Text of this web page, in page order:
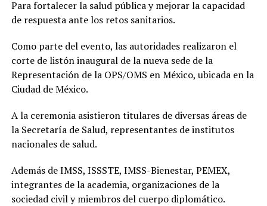
Para fortalecer la salud pública y mejorar la capacidad
de respuesta ante los retos sanitarios.
Como parte del evento, las autoridades realizaron el
corte de listón inaugural de la nueva sede de la
Representación de la OPS/OMS en México, ubicada en la
Ciudad de México.
A la ceremonia asistieron titulares de diversas áreas de
la Secretaría de Salud, representantes de institutos
nacionales de salud.
Además de IMSS, ISSSTE, IMSS-Bienestar, PEMEX,
integrantes de la academia, organizaciones de la
sociedad civil y miembros del cuerpo diplomático.